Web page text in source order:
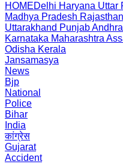
HOMEDelhi Haryana Uttar
Madhya Pradesh Rajasthan
Uttarakhand Punjab
Karnataka Maharashtra
Odisha Kerala
Jansamasya
News
Bjp
National
Police
Bihar
India
कांग्रेस
Gujarat
Accident